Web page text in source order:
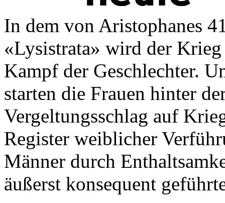
In dem von Aristophanes
«Lysistrata» wird der
Kampf der Geschlechter.
starten die Frauen hinter
Vergeltungsschlag auf
Register weiblicher
Männer durch
äußerst konsequent